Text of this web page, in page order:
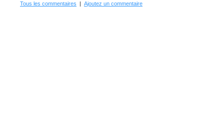
Tous les commentaires | Ajoutez un commentaire